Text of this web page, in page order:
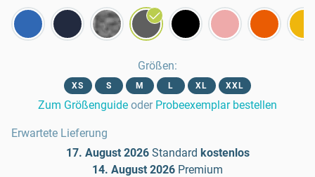
Größen:
XS S M L XL XXL
Zum Größenguide oder Probeexemplar bestellen
Erwartete Lieferung
17. August 2026 Standard kostenlos
14. August 2026 Premium